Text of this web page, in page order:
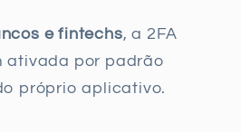
e fintechs, a 2FA
ativada por padrão
próprio aplicativo.